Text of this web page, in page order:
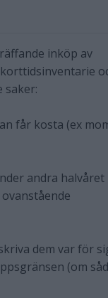
inköp av
saker:
får kosta (ex
andra halvåret
dem var för
(om